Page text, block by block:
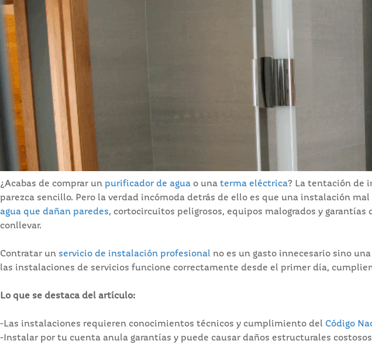
¿Acabas de comprar un purificador de agua o una terma eléctrica? La tentación de
parezca sencillo. Pero la verdad incómoda detrás de ello es que una instalación
agua que dañan paredes, cortocircuitos peligrosos, equipos malogrados y
conllevar.
Contratar un servicio de instalación profesional no es un gasto innecesario sino
las instalaciones de servicios funcione correctamente desde el primer día,
Lo que se destaca del artículo:
-Las instalaciones requieren conocimientos técnicos y cumplimiento del Código
-Instalar por tu cuenta anula garantías y puede causar daños estructurales costosos